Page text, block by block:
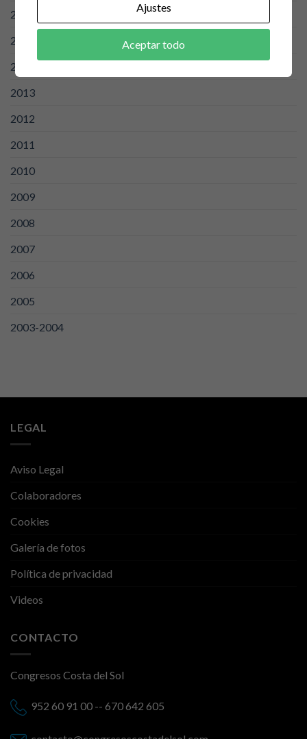
2016
2015
2014
2013
2012
2011
2010
2009
2008
2007
2006
2005
2003-2004
LEGAL
Aviso Legal
Colaboradores
Cookies
Galería de fotos
Política de privacidad
Videos
CONTACTO
Congresos Costa del Sol
952 60 91 00 -- 670 642 605
Ajustes
Aceptar todo